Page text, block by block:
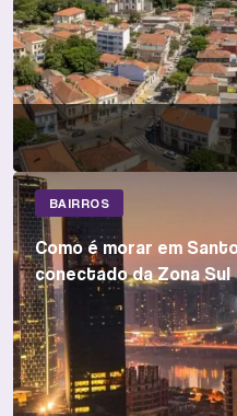
BAIRROS
Como é morar em
conectado da Zona Sul